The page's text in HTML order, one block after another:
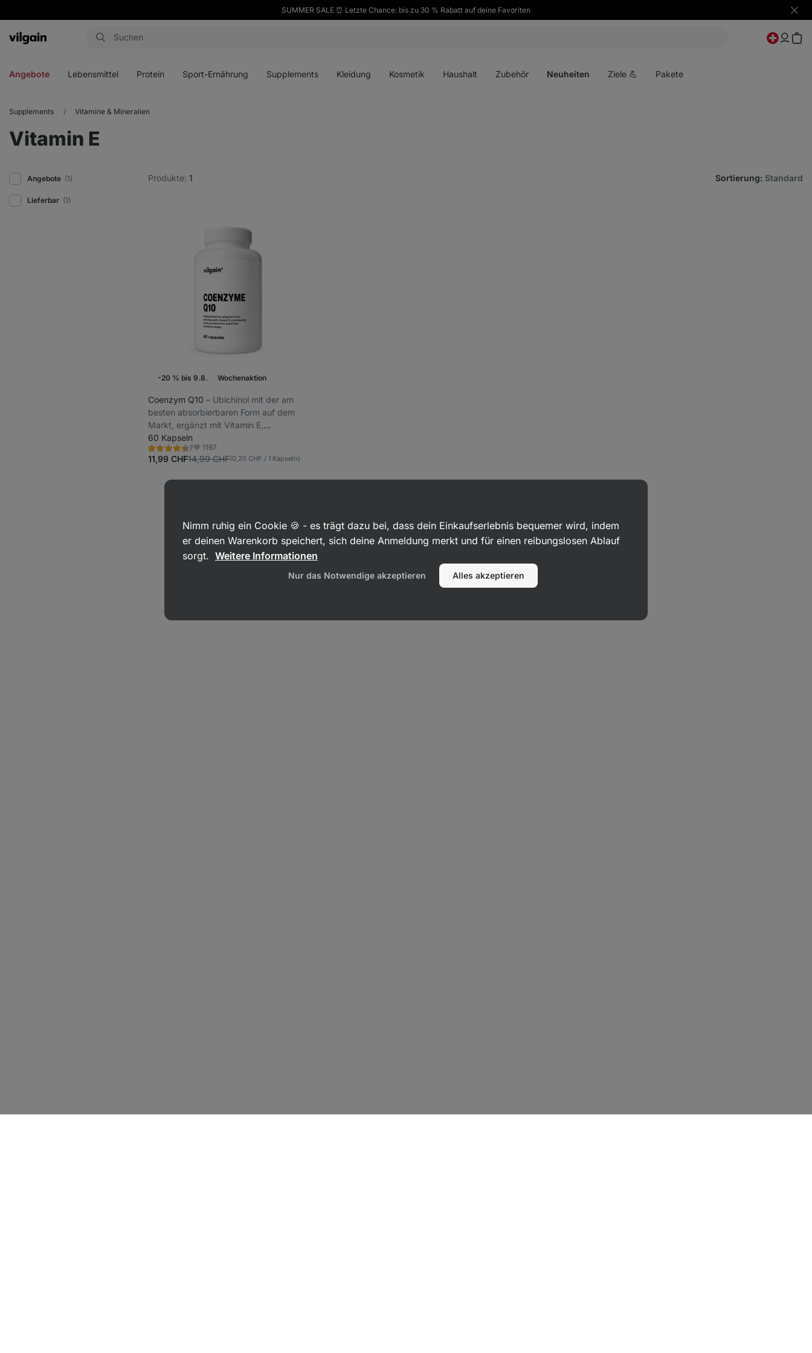
SUMMER SALE ⏰ Letzte Chance: bis zu 30 % Rabatt auf deine Favoriten
Aktin
Angebote Lebensmittel Protein Sport-Ernährung Supplements Kleidung Kosmetik Haushalt Zubehör Neuheiten Ziele 💪 Pakete
Supplements Vitamine & Mineralien
Vitamin E
Produkte: 1 Sortierung: Standard
Angebote (1)
Lieferbar (1)
-20 % bis 9.8. Wochenaktion
Coenzym Q10 ⁠–⁠ Ubichinol mit der am
besten absorbierbaren Form auf dem
Markt, ergänzt mit Vitamin E,
Nahrungsergänzungsmittel
60 Kapseln
7
Bewertung
4.5/5,
7
Favoriten
1197
11,99 CHF14,99 CHF(0,20 CHF / 1 Kapseln)
Nimm ruhig ein Cookie 🍪 - es trägt dazu bei, dass dein Einkaufserlebnis bequemer wird, indem
er deinen Warenkorb speichert, sich deine Anmeldung merkt und für einen reibungslosen Ablauf
sorgt. Weitere Informationen
Nur das Notwendige akzeptieren Alles akzeptieren